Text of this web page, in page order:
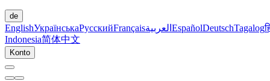
de
EnglishУкраїнськаРусскийFrançaisالعربية EspañolDeutschTagalog
Indonesia简体中文
Konto